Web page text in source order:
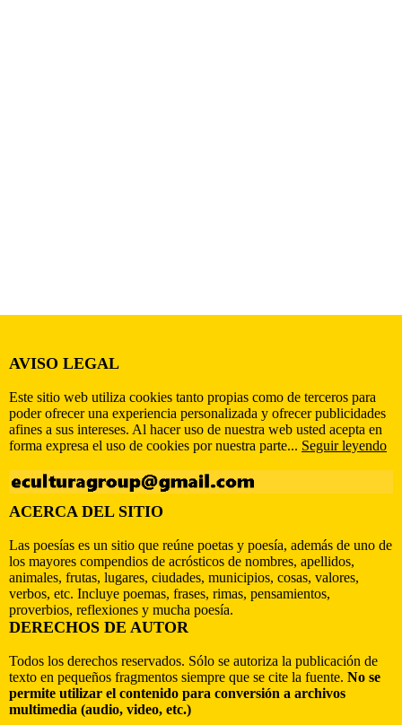
AVISO LEGAL
Este sitio web utiliza cookies tanto propias como de terceros para
poder ofrecer una experiencia personalizada y ofrecer publicidades
afines a sus intereses. Al hacer uso de nuestra web usted acepta en
forma expresa el uso de cookies por nuestra parte... Seguir leyendo
ACERCA DEL SITIO
Las poesías es un sitio que reúne poetas y poesía, además de uno de
los mayores compendios de acrósticos de nombres, apellidos,
animales, frutas, lugares, ciudades, municipios, cosas, valores,
verbos, etc. Incluye poemas, frases, rimas, pensamientos,
proverbios, reflexiones y mucha poesía.
DERECHOS DE AUTOR
Todos los derechos reservados. Sólo se autoriza la publicación de
texto en pequeños fragmentos siempre que se cite la fuente. No se
permite utilizar el contenido para conversión a archivos
multimedia (audio, video, etc.)